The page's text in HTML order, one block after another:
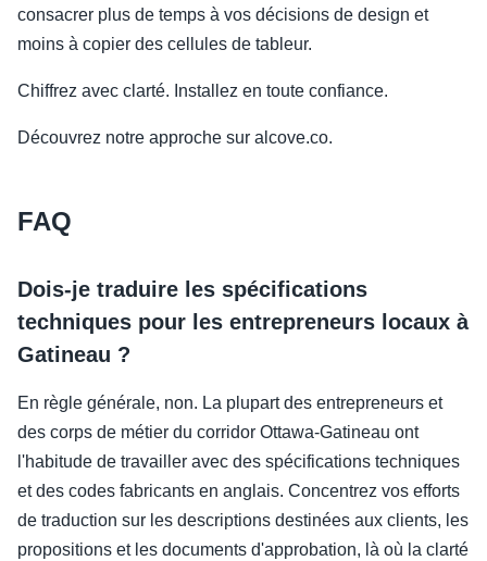
consacrer plus de temps à vos décisions de design et
moins à copier des cellules de tableur.
Chiffrez avec clarté. Installez en toute confiance.
Découvrez notre approche sur alcove.co.
FAQ
Dois-je traduire les spécifications
techniques pour les entrepreneurs locaux à
Gatineau ?
En règle générale, non. La plupart des entrepreneurs et
des corps de métier du corridor Ottawa-Gatineau ont
l'habitude de travailler avec des spécifications techniques
et des codes fabricants en anglais. Concentrez vos efforts
de traduction sur les descriptions destinées aux clients, les
propositions et les documents d'approbation, là où la clarté